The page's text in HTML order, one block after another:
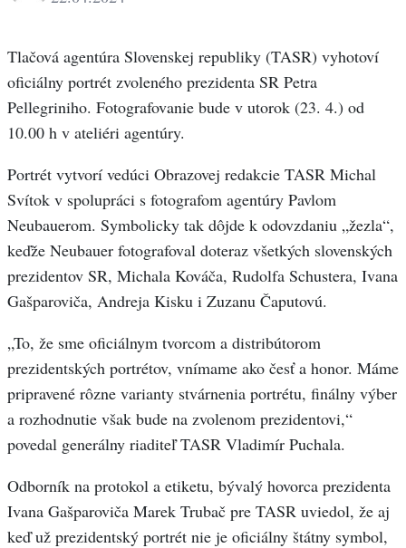
Tlačová agentúra Slovenskej republiky (TASR) vyhotoví
oficiálny portrét zvoleného prezidenta SR Petra
Pellegriniho. Fotografovanie bude v utorok (23. 4.) od
10.00 h v ateliéri agentúry.
Portrét vytvorí vedúci Obrazovej redakcie TASR Michal
Svítok v spolupráci s fotografom agentúry Pavlom
Neubauerom. Symbolicky tak dôjde k odovzdaniu „žezla“,
keďže Neubauer fotografoval doteraz všetkých slovenských
prezidentov SR, Michala Kováča, Rudolfa Schustera, Ivana
Gašparoviča, Andreja Kisku i Zuzanu Čaputovú.
„To, že sme oficiálnym tvorcom a distribútorom
prezidentských portrétov, vnímame ako česť a honor. Máme
pripravené rôzne varianty stvárnenia portrétu, finálny výber
a rozhodnutie však bude na zvolenom prezidentovi,“
povedal generálny riaditeľ TASR Vladimír Puchala.
Odborník na protokol a etiketu, bývalý hovorca prezidenta
Ivana Gašparoviča Marek Trubač pre TASR uviedol, že aj
keď už prezidentský portrét nie je oficiálny štátny symbol,